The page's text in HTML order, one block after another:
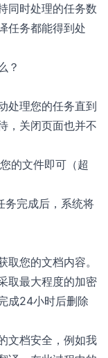
同时处理的任务数
任务都能得到处
？
处理您的任务直到
，关闭页面也并不
的文件即可（超
务完成后，系统将
您的文档内容。
取最大程度的加密
成24小时后删除
文档安全，例如我